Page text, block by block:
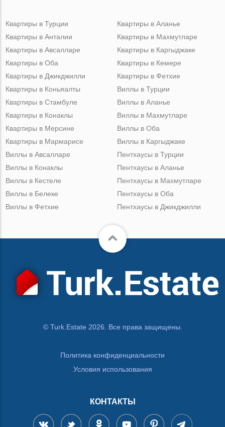
Квартиры в Турции
Квартиры в Анталии
Квартиры в Авсалларе
Квартиры в Оба
Квартиры в Джикджилли
Квартиры в Аланье
Квартиры в Махмутларе
Квартиры в Каргыджаке
Квартиры в Кемере
Квартиры в Фетхие
Квартиры в Коньяалты
Квартиры в Стамбуле
Квартиры в Конаклы
Квартиры в Мерсине
Квартиры в Мармарисе
Виллы в Турции
Виллы в Аланье
Виллы в Махмутларе
Виллы в Оба
Виллы в Каргыджаке
Виллы в Авсалларе
Виллы в Конаклы
Виллы в Кестеле
Виллы в Белеке
Виллы в Фетхие
Пентхаусы в Турции
Пентхаусы в Аланье
Пентхаусы в Махмутларе
Пентхаусы в Оба
Пентхаусы в Джикджилли
© Turk.Estate 2026. Все права защищены.
Политика конфиденциальности
Условия использования
КОНТАКТЫ